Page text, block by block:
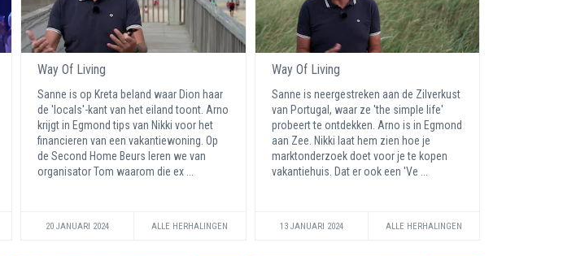
Way Of Living
Sanne is op Kreta beland waar Dion haar
de 'locals'-kant van het eiland toont. Arno
krijgt in Egmond tips van Nikki voor het
financieren van een vakantiewoning. Op
de Second Home Beurs leren we van
organisator Tom waarom die ex ...
20 JANUARI 2024 ALLE HERHALINGEN
Way Of Living
Sanne is neergestreken aan de Zilverkust
van Portugal, waar ze 'the simple life'
probeert te ontdekken. Arno is in Egmond
aan Zee. Nikki laat hem zien hoe je
marktonderzoek doet voor je te kopen
vakantiehuis. Dat er ook een 'Ve ...
13 JANUARI 2024 ALLE HERHALINGEN